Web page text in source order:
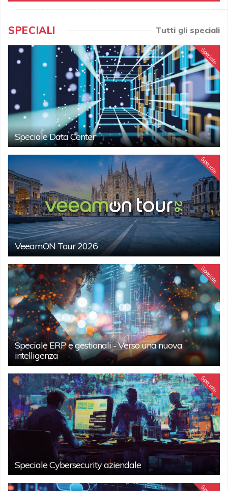
SPECIALI Tutti gli speciali
Speciale
Speciale Data Center
Speciale
VeeamON Tour 2026
Speciale
Speciale ERP e gestionali - Verso una nuova
intelligenza
Speciale
Speciale Cybersecurity aziendale